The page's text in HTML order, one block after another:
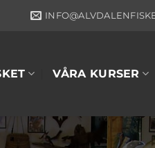
VÅRA KURSER